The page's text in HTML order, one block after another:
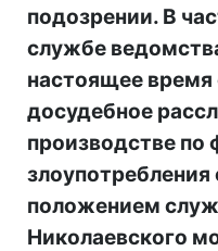
подозрении. В
службе
настоящее
досудебное
производстве по
положением
Николаевского